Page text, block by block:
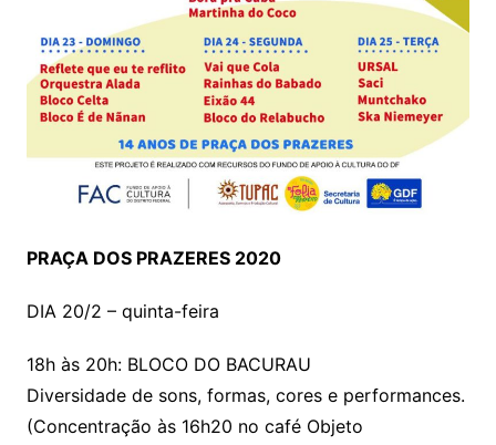
PRAÇA DOS PRAZERES 2020
DIA 20/2 – quinta-feira
18h às 20h: BLOCO DO BACURAU
Diversidade de sons, formas, cores e performances.
(Concentração às 16h20 no café Objeto